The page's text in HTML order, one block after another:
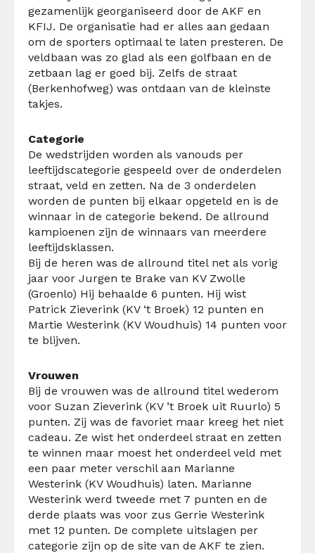
gezamenlijk georganiseerd door de AKF en
KFIJ. De organisatie had er alles aan gedaan
om de sporters optimaal te laten presteren. De
veldbaan was zo glad als een golfbaan en de
zetbaan lag er goed bij. Zelfs de straat
(Berkenhofweg) was ontdaan van de kleinste
takjes.
Categorie
De wedstrijden worden als vanouds per
leeftijdscategorie gespeeld over de onderdelen
straat, veld en zetten. Na de 3 onderdelen
worden de punten bij elkaar opgeteld en is de
winnaar in de categorie bekend. De allround
kampioenen zijn de winnaars van meerdere
leeftijdsklassen.
Bij de heren was de allround titel net als vorig
jaar voor Jurgen te Brake van KV Zwolle
(Groenlo) Hij behaalde 6 punten. Hij wist
Patrick Zieverink (KV ‘t Broek) 12 punten en
Martie Westerink (KV Woudhuis) 14 punten voor
te blijven.
Vrouwen
Bij de vrouwen was de allround titel wederom
voor Suzan Zieverink (KV ’t Broek uit Ruurlo) 5
punten. Zij was de favoriet maar kreeg het niet
cadeau. Ze wist het onderdeel straat en zetten
te winnen maar moest het onderdeel veld met
een paar meter verschil aan Marianne
Westerink (KV Woudhuis) laten. Marianne
Westerink werd tweede met 7 punten en de
derde plaats was voor zus Gerrie Westerink
met 12 punten. De complete uitslagen per
categorie zijn op de site van de AKF te zien.